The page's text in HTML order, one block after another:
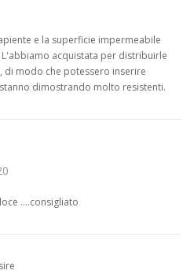
e la superficie impermeabile
acquistata per distribuirle
di modo che potessero inserire
dimostrando molto resistenti.
....consigliato